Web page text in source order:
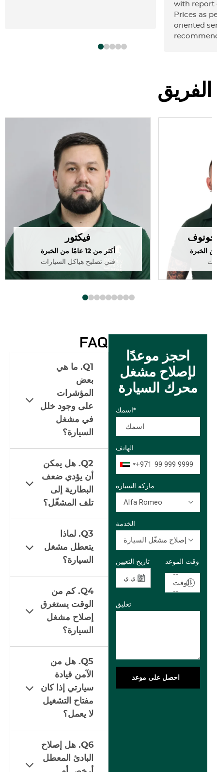
with report
Prices as
oriented
الفريق
فيكتور
أكثر من 12 عامًا من الخبرة
فني تصليح هياكل السيارات
FAQ
Q1. ما هي
بعض
المؤشرات
على وجود خلل
في مشغل
السيارة؟
Q2. هل يمكن
أن يؤدي ضعف
البطارية إلى
تلف المشغّل؟
Q3. لماذا
يتعطل مشغل
السيارة؟
Q4. كم من
الوقت يستغرق
إصلاح مشغل
السيارة؟
Q5. هل من
الآمن قيادة
سيارتي إذا كان
مفتاح التشغيل
لا يعمل؟
Q6. هل إصلاح
البادئ المعطل
احجز موعدًا
لإصلاح مشغل
محرك السيارة
اسمك*
الهاتف
+971
ماركة السيارة
Alfa Romeo
الخدمة
إصلاح مشغّل السيارة
تاريخ التعيين وقت الموعد
--
الوقت
--
تعليق
احصل على موعد